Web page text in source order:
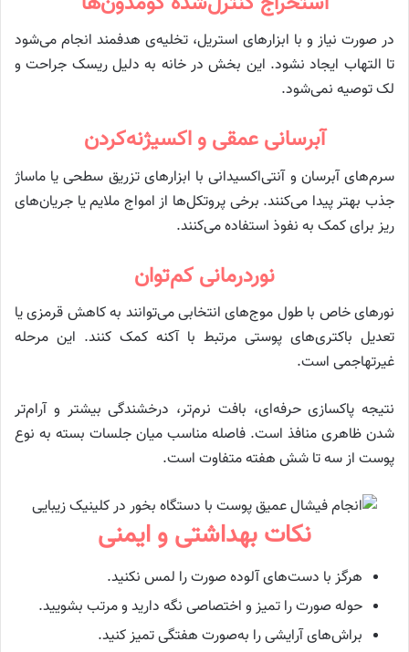
در صورت نیاز و با ابزارهای استریل، تخلیه‌ی هدفمند انجام می‌شود
تا التهاب ایجاد نشود. این بخش در خانه به دلیل ریسک جراحت و
لک توصیه نمی‌شود.
آبرسانی عمقی و اکسیژنه‌کردن
سرم‌های آبرسان و آنتی‌اکسیدانی با ابزارهای تزریق سطحی یا ماساژ
جذب بهتر پیدا می‌کنند. برخی پروتکل‌ها از امواج ملایم یا جریان‌های
ریز برای کمک به نفوذ استفاده می‌کنند.
نوردرمانی کم‌توان
نورهای خاص با طول موج‌های انتخابی می‌توانند به کاهش قرمزی یا
تعدیل باکتری‌های پوستی مرتبط با آکنه کمک کنند. این مرحله
غیرتهاجمی است.
نتیجه پاکسازی حرفه‌ای، بافت نرم‌تر، درخشندگی بیشتر و آرام‌تر
شدن ظاهری منافذ است. فاصله مناسب میان جلسات بسته به نوع
پوست از سه تا شش هفته متفاوت است.
نکات بهداشتی و ایمنی
هرگز با دست‌های آلوده صورت را لمس نکنید.
حوله صورت را تمیز و اختصاصی نگه دارید و مرتب بشویید.
براش‌های آرایشی را به‌صورت هفتگی تمیز کنید.